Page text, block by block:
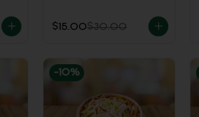
$15.00$30.00
-10%